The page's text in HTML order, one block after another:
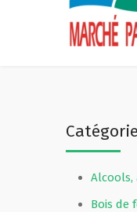
Bois de
Devenir membre
Revue de presse